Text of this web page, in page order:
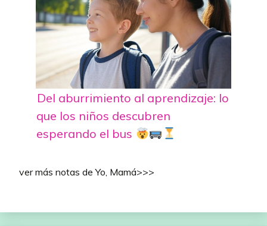
Del aburrimiento al aprendizaje: lo
que los niños descubren
esperando el bus
ver más notas de Yo, Mamá>>>